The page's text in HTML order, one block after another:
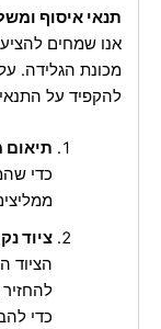
תנאי איסוף
אנו שמחים
מכונת הגלידה.
להקפיד על
כדי
ציוד
הציוד
כדי